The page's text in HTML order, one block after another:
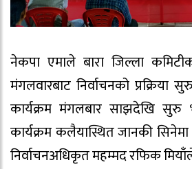
नेकपा एमाले बारा जिल्ला
मंगलवारबाट निर्वाचनको प्रक्रिया
कार्यक्रम मंगलबार साझदेखि सुरु
कार्यक्रम कलैयास्थित जानकी
निर्वाचनअधिकृत महम्मद रफिक